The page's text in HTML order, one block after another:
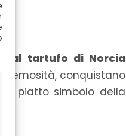
al tartufo di Norcia
cremosità, conquistano
, piatto simbolo della